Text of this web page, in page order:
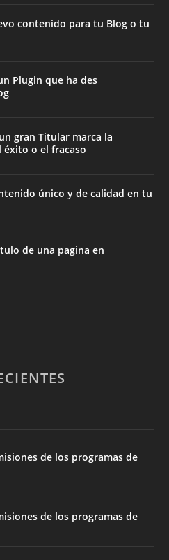
contenido para tu Blog o tu
Plugin que ha des
gran Titular marca la
o el fracaso
único y de calidad en tu
de una pagina en
de los programas de
de los programas de